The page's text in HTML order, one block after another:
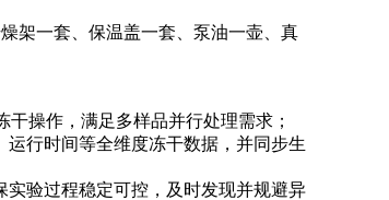
架一套、保温盖一套、泵油一壶、真
操作，满足多样品并行处理需求；
行时间等全维度冻干数据，并同步生
验过程稳定可控，及时发现并规避异